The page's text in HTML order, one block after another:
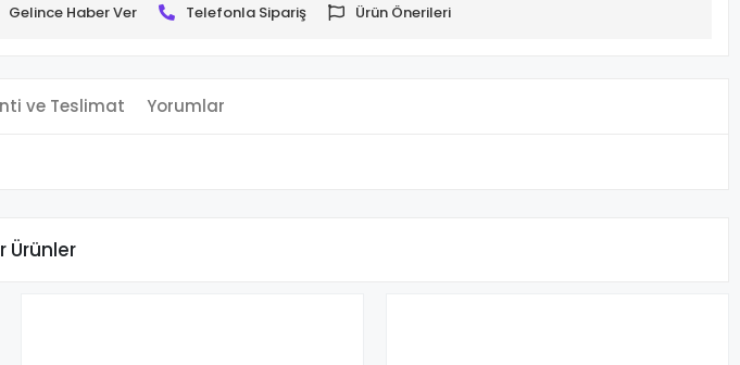
Gelince Haber Ver Telefonla Sipariş Ürün Önerileri
ve Teslimat Yorumlar
Ürünler